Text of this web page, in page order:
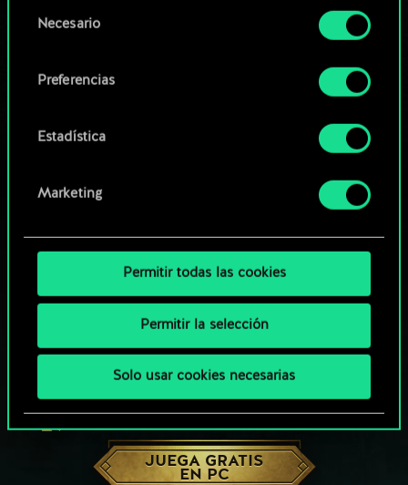
Encontrarás todos los detalles sobre nuestro uso
preferencias al respecto en el menú «Ajustes» de
deNecesario
Preferencias
Estadística
Marketing
Permitir todas las cookies
Permitir la selección
Solo usar cookies necesarias
JUEGA GRATIS
EN PC